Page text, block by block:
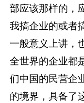
部应该那样的，
我搞企业的或者
一般意义上讲，
全世界的企业都
们中国的民营企
的境界，具备了